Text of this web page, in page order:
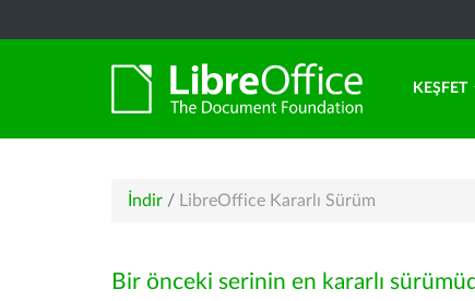
KEŞFET
İndir / LibreOffice Kararlı Sürüm
Bir önceki serinin en kararlı